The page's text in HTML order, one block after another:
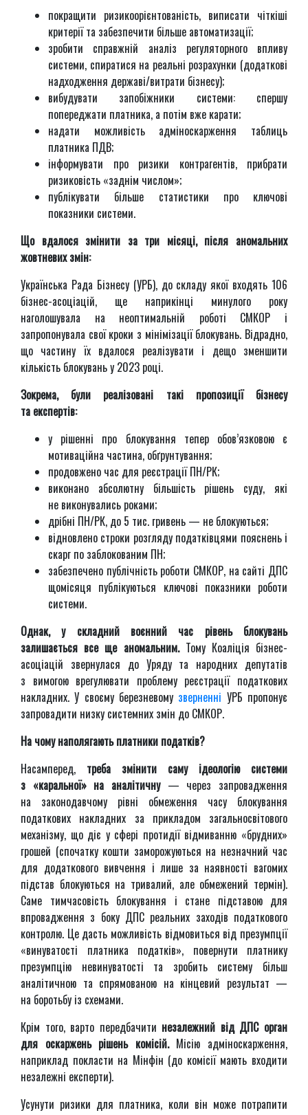
покращити ризикоорієнтованість, виписати чіткіші
критерії та забезпечити більше автоматизації;
зробити справжній аналіз регуляторного впливу
системи, спиратися на реальні розрахунки (додаткові
надходження державі/витрати бізнесу);
вибудувати запобіжники системи: спершу
попереджати платника, а потім вже карати;
надати можливість адміноскарження таблиць
платника ПДВ;
інформувати про ризики контрагентів, прибрати
ризиковість «заднім числом»;
публікувати більше статистики про ключові
показники системи.
Що вдалося змінити за три місяці, після аномальних
жовтневих змін:
Українська Рада Бізнесу (УРБ), до складу якої входять 106
бізнес-асоціацій, ще наприкінці минулого року
наголошувала на неоптимальній роботі СМКОР і
запропонувала свої кроки з мінімізації блокувань. Відрадно,
що частину їх вдалося реалізувати і дещо зменшити
кількість блокувань у 2023 році.
Зокрема, були реалізовані такі пропозиції бізнесу
та експертів:
у рішенні про блокування тепер обов’язковою є
мотиваційна частина, обґрунтування;
продовжено час для реєстрації ПН/РК;
виконано абсолютну більшість рішень суду, які
не виконувались роками;
дрібні ПН/РК, до 5 тис. гривень — не блокуються;
відновлено строки розгляду податківцями пояснень і
скарг по заблокованим ПН;
забезпечено публічність роботи СМКОР, на сайті ДПС
щомісяця публікуються ключові показники роботи
системи.
Однак, у складний воєнний час рівень блокувань
залишається все ще аномальним. Тому Коаліція бізнес-
асоціацій звернулася до Уряду та народних депутатів
з вимогою врегулювати проблему реєстрації податкових
накладних. У своєму березневому зверненні УРБ пропонує
запровадити низку системних змін до СМКОР.
На чому наполягають платники податків?
Насамперед, треба змінити саму ідеологію системи
з «каральної» на аналітичну— через запровадження
на законодавчому рівні обмеження часу блокування
податкових накладних за прикладом загальносвітового
механізму, що діє у сфері протидії відмиванню «брудних»
грошей (спочатку кошти заморожуються на незначний час
для додаткового вивчення і лише за наявності вагомих
підстав блокуються на тривалий, але обмежений термін).
Саме тимчасовість блокування і стане підставою для
впровадження з боку ДПС реальних заходів податкового
контролю. Це дасть можливість відмовиться від презумпції
«винуватості платника податків», повернути платнику
презумпцію невинуватості та зробить систему більш
аналітичною та спрямованою на кінцевий результат —
на боротьбу із схемами.
Крім того, варто передбачити незалежний від ДПС орган
для оскаржень рішень комісій.Місію адміноскарження,
наприклад покласти на Мінфін (до комісії мають входити
незалежні експерти).
Усунути ризики для платника, коли він може потрапити